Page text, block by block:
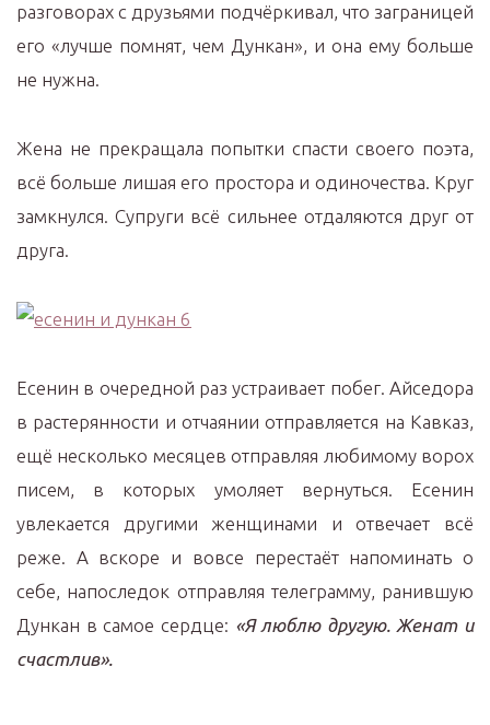
разговорах с друзьями подчёркивал, что заграницей
его «лучше помнят, чем Дункан», и она ему больше
не нужна.
Жена не прекращала попытки спасти своего поэта,
всё больше лишая его простора и одиночества. Круг
замкнулся. Супруги всё сильнее отдаляются друг от
друга.
Есенин в очередной раз устраивает побег. Айседора
в растерянности и отчаянии отправляется на Кавказ,
ещё несколько месяцев отправляя любимому ворох
писем, в которых умоляет вернуться. Есенин
увлекается другими женщинами и отвечает всё
реже. А вскоре и вовсе перестаёт напоминать о
себе, напоследок отправляя телеграмму, ранившую
Дункан в самое сердце: «Я люблю другую. Женат и
счастлив».